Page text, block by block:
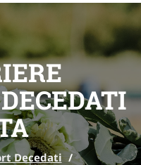
Decedati /